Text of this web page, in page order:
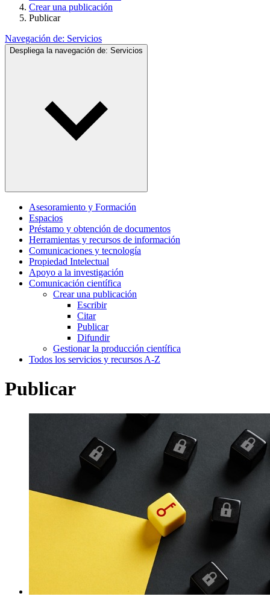
Crear una publicación
Publicar
Navegación de: Servicios
Despliega la navegación de: Servicios
Asesoramiento y Formación
Espacios
Préstamo y obtención de documentos
Herramientas y recursos de información
Comunicaciones y tecnología
Propiedad Intelectual
Apoyo a la investigación
Comunicación científica
Crear una publicación
Escribir
Citar
Publicar
Difundir
Gestionar la producción científica
Todos los servicios y recursos A-Z
Publicar